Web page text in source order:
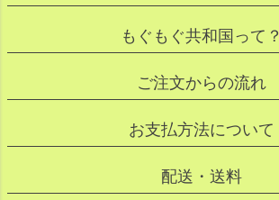
もぐもぐ共和国って？
ご注文からの流れ
お支払方法について
配送・送料